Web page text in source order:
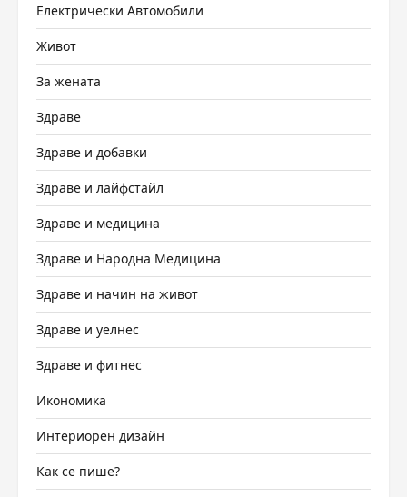
Електрически Автомобили
Живот
За жената
Здраве
Здраве и добавки
Здраве и лайфстайл
Здраве и медицина
Здраве и Народна Медицина
Здраве и начин на живот
Здраве и уелнес
Здраве и фитнес
Икономика
Интериорен дизайн
Как се пише?